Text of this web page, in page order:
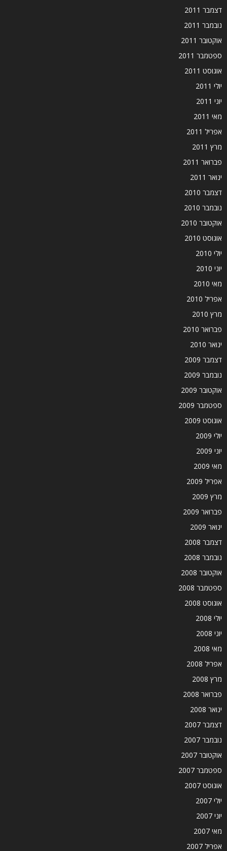
דצמבר 2011
נובמבר 2011
אוקטובר 2011
ספטמבר 2011
אוגוסט 2011
יולי 2011
יוני 2011
מאי 2011
אפריל 2011
מרץ 2011
פברואר 2011
ינואר 2011
דצמבר 2010
נובמבר 2010
אוקטובר 2010
אוגוסט 2010
יולי 2010
יוני 2010
מאי 2010
אפריל 2010
מרץ 2010
פברואר 2010
ינואר 2010
דצמבר 2009
נובמבר 2009
אוקטובר 2009
ספטמבר 2009
אוגוסט 2009
יולי 2009
יוני 2009
מאי 2009
אפריל 2009
מרץ 2009
פברואר 2009
ינואר 2009
דצמבר 2008
נובמבר 2008
אוקטובר 2008
ספטמבר 2008
אוגוסט 2008
יולי 2008
יוני 2008
מאי 2008
אפריל 2008
מרץ 2008
פברואר 2008
ינואר 2008
דצמבר 2007
נובמבר 2007
אוקטובר 2007
ספטמבר 2007
אוגוסט 2007
יולי 2007
יוני 2007
מאי 2007
אפריל 2007